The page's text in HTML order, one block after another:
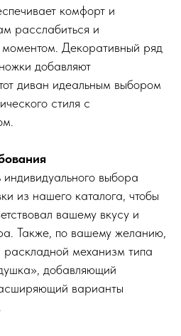
комфорт и
расслабиться и
Декоративный ряд
добавляют
диван идеальным выбором
стиля с
выбора
из нашего каталога, чтобы
вашему вкусу и
Также, по вашему желанию,
раскладной механизм типа
добавляющий
варианты